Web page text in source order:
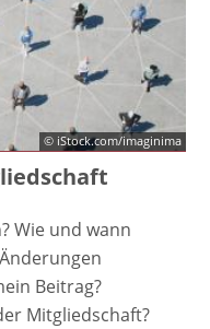
© iStock.com/imaginima
Wie und wann
Beitrag?
Mitgliedschaft?